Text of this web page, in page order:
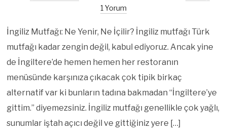
1 Yorum
İngiliz Mutfağı: Ne Yenir, Ne İçilir? İngiliz mutfağı Türk
mutfağı kadar zengin değil, kabul ediyoruz. Ancak yine
de İngiltere’de hemen hemen her restoranın
menüsünde karşınıza çıkacak çok tipik birkaç
alternatif var ki bunların tadına bakmadan “İngiltere’ye
gittim.” diyemezsiniz. İngiliz mutfağı genellikle çok yağlı,
sunumlar iştah açıcı değil ve gittiğiniz yere […]